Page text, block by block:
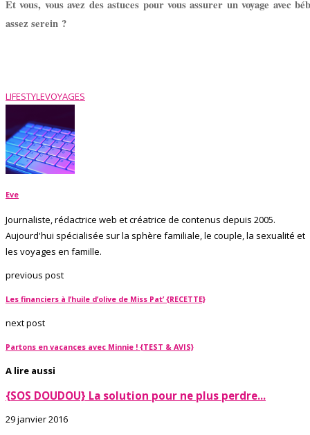
Et vous, vous avez des astuces pour vous assurer un voyage avec
assez serein ?
LIFESTYLEVOYAGES
Eve
Journaliste, rédactrice web et créatrice de contenus depuis 2005.
Aujourd'hui spécialisée sur la sphère familiale, le couple, la sexualité et
les voyages en famille.
previous post
Les financiers à l’huile d’olive de Miss Pat’ {RECETTE}
next post
Partons en vacances avec Minnie ! {TEST & AVIS}
A lire aussi
{SOS DOUDOU} La solution pour ne plus perdre...
29 janvier 2016